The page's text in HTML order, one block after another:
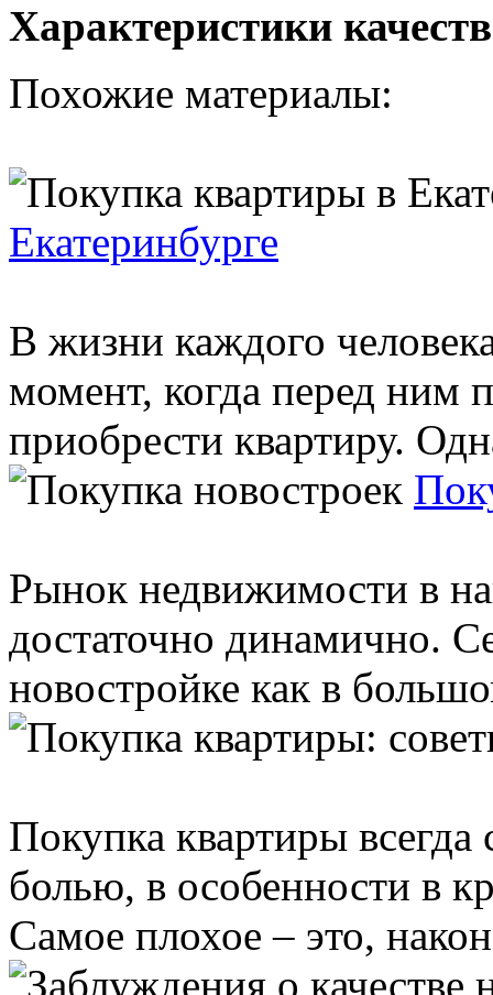
Характеристики
Похожие материалы:
Екатеринбурге
В жизни каждого
момент, когда перед ним
приобрести квартиру.
Рынок недвижимости в
достаточно динамично.
новостройке как в
Покупка квартиры
болью, в особенности в
Самое плохое – это,